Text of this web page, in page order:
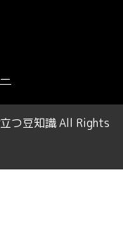
つ豆知識All Rights